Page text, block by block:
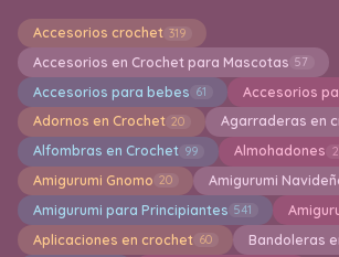
Accesorios crochet 319
Accesorios en Crochet para Mascotas 57
Accesorios para bebes 61 Accesorios
Adornos en Crochet 20 Agarraderas en
Alfombras en Crochet 99 Almohadones
Amigurumi Gnomo 20 Amigurumi
Amigurumi para Principiantes 541
Aplicaciones en crochet 60 Bandoleras